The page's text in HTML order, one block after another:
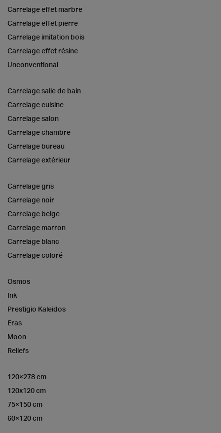
Carrelage effet marbre
Carrelage effet pierre
Carrelage imitation bois
Carrelage effet résine
Unconventional
Carrelage salle de bain
Carrelage cuisine
Carrelage salon
Carrelage chambre
Carrelage bureau
Carrelage extérieur
Carrelage gris
Carrelage noir
Carrelage beige
Carrelage marron
Carrelage blanc
Carrelage coloré
Osmos
Ink
Prestigio Kaleidos
Eras
Moon
Reliefs
120×278 cm
120x120 cm
75×150 cm
60×120 cm